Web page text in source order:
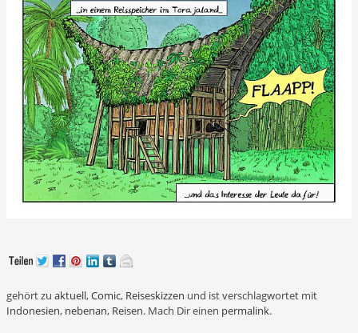
gehört zu aktuell,Comic, Reiseskizzen und ist verschlagwortet mit
Indonesien, nebenan, Reisen. Mach Dir einen permalink.